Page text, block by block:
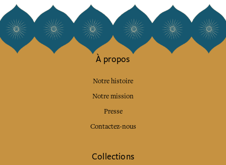
À propos
Notre histoire
Notre mission
Presse
Contactez-nous
Collections